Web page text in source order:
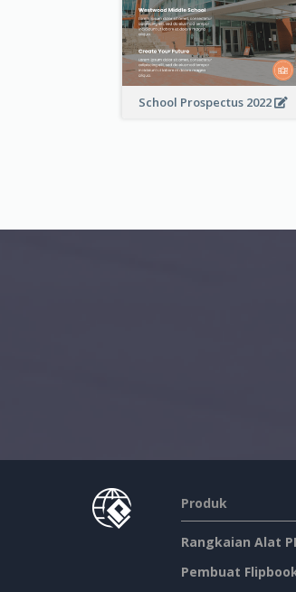
School Prospectus 2022
Produk
Rangkaian Alat
Pembuat